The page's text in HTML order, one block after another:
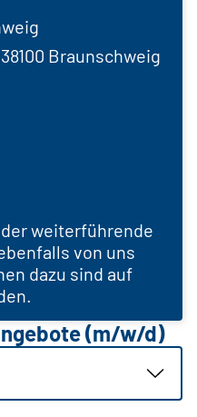
Braunschweig
weiterführende
von uns
dazu sind auf
(m/w/d)